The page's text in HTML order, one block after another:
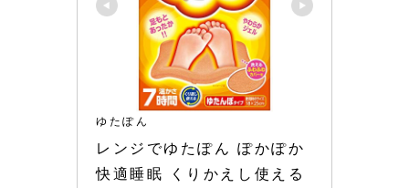
ゆたぽん
レンジでゆたぽん ぽかぽか
快適睡眠 くりかえし使える